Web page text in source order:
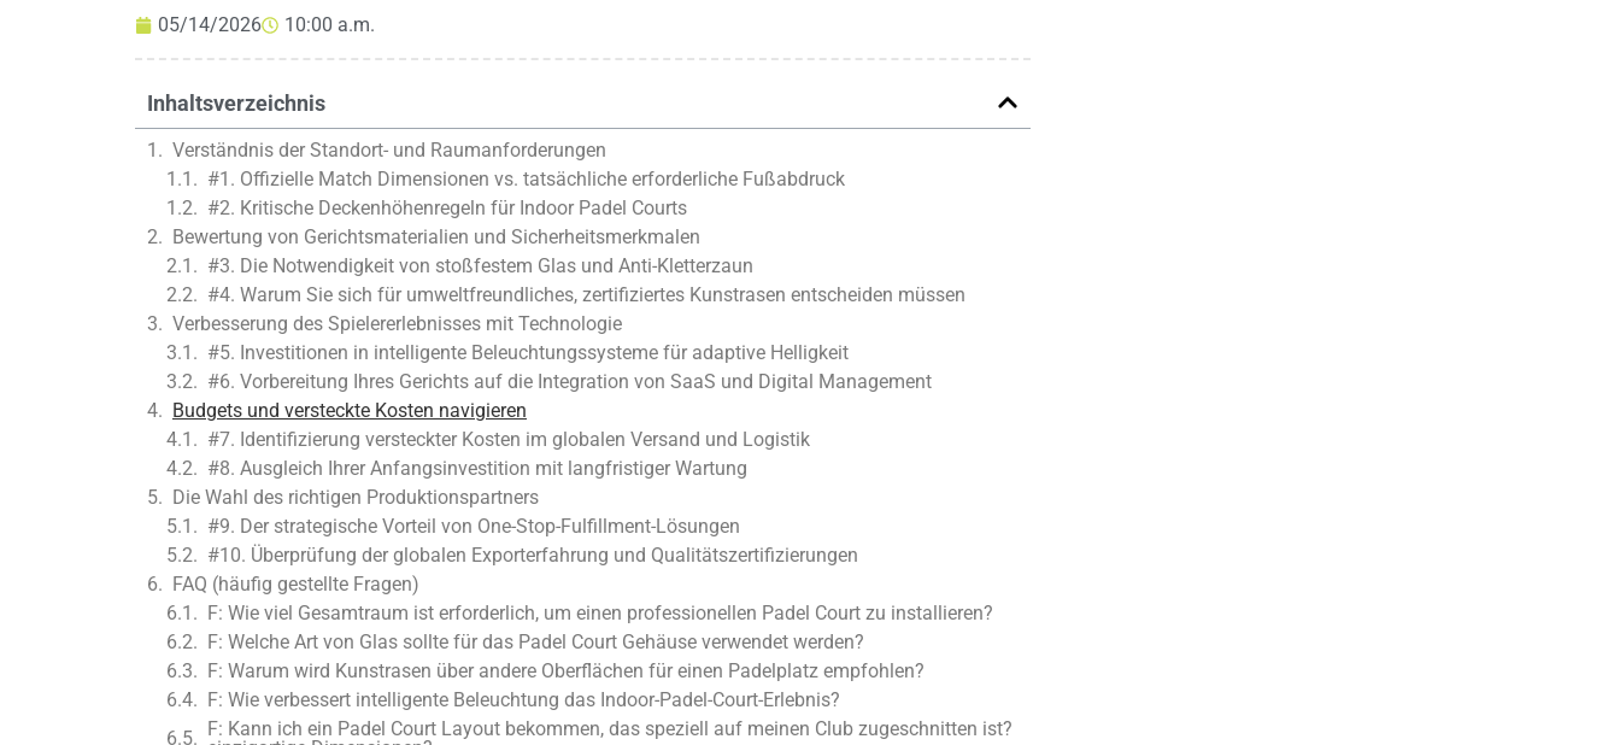
05/14/2026 10:00 a.m.
Inhaltsverzeichnis
Verständnis der Standort- und Raumanforderungen
#1. Offizielle Match Dimensionen vs. tatsächliche erforderliche Fußabdruck
#2. Kritische Deckenhöhenregeln für Indoor Padel Courts
Bewertung von Gerichtsmaterialien und Sicherheitsmerkmalen
#3. Die Notwendigkeit von stoßfestem Glas und Anti-Kletterzaun
#4. Warum Sie sich für umweltfreundliches, zertifiziertes Kunstrasen entscheiden müssen
Verbesserung des Spielererlebnisses mit Technologie
#5. Investitionen in intelligente Beleuchtungssysteme für adaptive Helligkeit
#6. Vorbereitung Ihres Gerichts auf die Integration von SaaS und Digital Management
Budgets und versteckte Kosten navigieren
#7. Identifizierung versteckter Kosten im globalen Versand und Logistik
#8. Ausgleich Ihrer Anfangsinvestition mit langfristiger Wartung
Die Wahl des richtigen Produktionspartners
#9. Der strategische Vorteil von One-Stop-Fulfillment-Lösungen
#10. Überprüfung der globalen Exporterfahrung und Qualitätszertifizierungen
FAQ (häufig gestellte Fragen)
F: Wie viel Gesamtraum ist erforderlich, um einen professionellen Padel Court zu installieren?
F: Welche Art von Glas sollte für das Padel Court Gehäuse verwendet werden?
F: Warum wird Kunstrasen über andere Oberflächen für einen Padelplatz empfohlen?
F: Wie verbessert intelligente Beleuchtung das Indoor-Padel-Court-Erlebnis?
F: Kann ich ein Padel Court Layout bekommen, das speziell auf meinen Club zugeschnitten ist?